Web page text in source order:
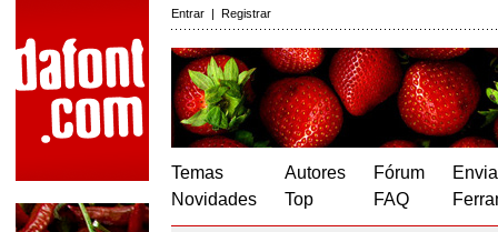
Entrar | Registrar
Temas
Novidades
Autores
Top
Fórum
FAQ